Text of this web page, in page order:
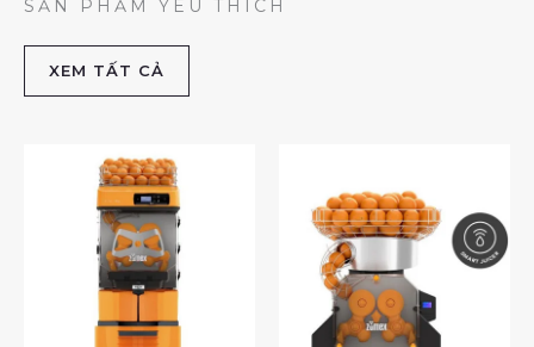
SẢN PHẨM YÊU THÍCH
XEM TẤT CẢ